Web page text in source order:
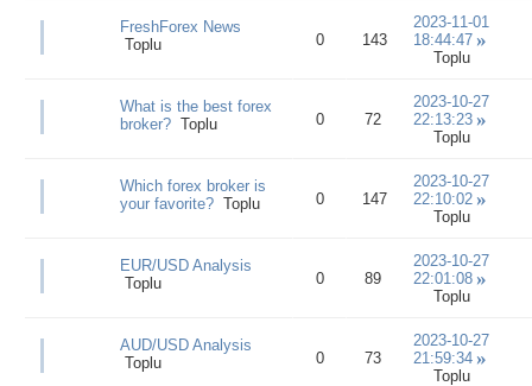
FreshForex News
Toplu
0 143
2023-11-01
18:44:47
Toplu
What is the best forex
broker? Toplu 0 72
2023-10-27
22:13:23
Toplu
Which forex broker is
your favorite? Toplu 0 147
2023-10-27
22:10:02
Toplu
EUR/USD Analysis
Toplu
0 89
2023-10-27
22:01:08
Toplu
AUD/USD Analysis
Toplu
0 73
2023-10-27
21:59:34
Toplu